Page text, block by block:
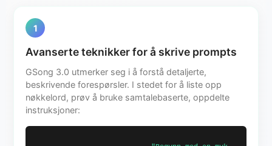
1
Avanserte teknikker for å skrive prompts
GSong 3.0 utmerker seg i å forstå detaljerte,
beskrivende forespørsler. I stedet for å liste opp
nøkkelord, prøv å bruke samtalebaserte, oppdelte
instruksjoner: